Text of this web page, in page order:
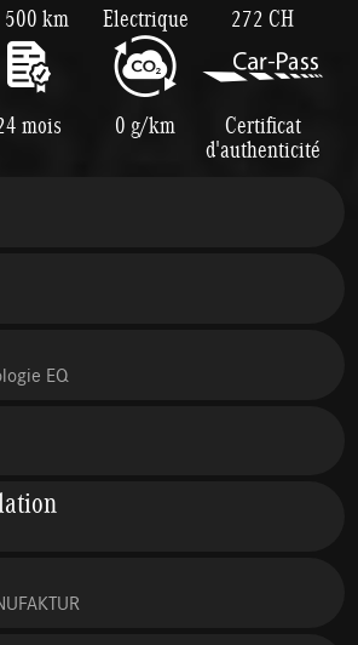
500 km Electrique 272 CH
mois 0 g/km Certificat
d'authenticité
EQ